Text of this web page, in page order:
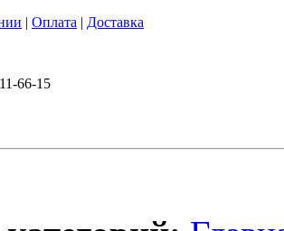
| Оплата | Доставка
66-15